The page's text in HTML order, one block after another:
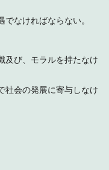
なければならない。
及び、モラルを持たなけ
社会の発展に寄与しなけ